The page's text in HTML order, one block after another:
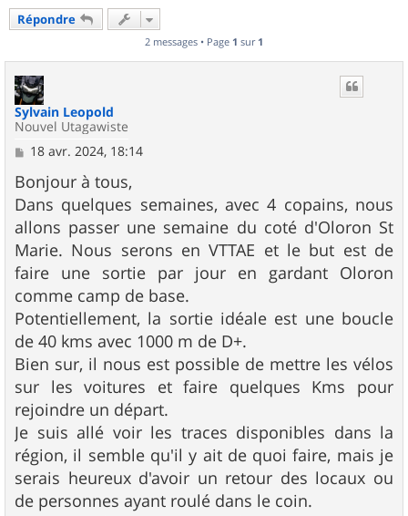
Répondre
2 messages • Page 1 sur 1
Sylvain Leopold
Nouvel Utagawiste
M
s
s
a
g
e
18 avr. 2024, 18:14
Bonjour à tous,
Dans quelques semaines, avec 4 copains, nous
allons passer une semaine du coté d'Oloron St
Marie. Nous serons en VTTAE et le but est de
faire une sortie par jour en gardant Oloron
comme camp de base.
Potentiellement, la sortie idéale est une boucle
de 40 kms avec 1000 m de D+.
Bien sur, il nous est possible de mettre les vélos
sur les voitures et faire quelques Kms pour
rejoindre un départ.
Je suis allé voir les traces disponibles dans la
région, il semble qu'il y ait de quoi faire, mais je
serais heureux d'avoir un retour des locaux ou
de personnes ayant roulé dans le coin.